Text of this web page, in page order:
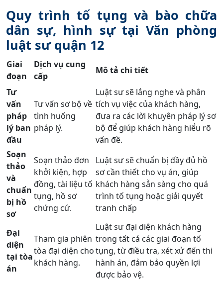
Quy trình tố tụng và bào chữa
dân sự, hình sự tại Văn phòng
luật sư quận 12
Giai
đoạn
Dịch vụ cung
cấp
Mô tả chi tiết
Tư
vấn
pháp
lý ban
đầu
Tư vấn sơ bộ về
tình huống
pháp lý.
Luật sư sẽ lắng nghe và phân
tích vụ việc của khách hàng,
đưa ra các lời khuyên pháp lý sơ
bộ để giúp khách hàng hiểu rõ
vấn đề.
Soạn
thảo
và
chuẩn
bị hồ
sơ
Soạn thảo đơn
khởi kiện, hợp
đồng, tài liệu tố
tụng, hồ sơ
chứng cứ.
Luật sư sẽ chuẩn bị đầy đủ hồ
sơ cần thiết cho vụ án, giúp
khách hàng sẵn sàng cho quá
trình tố tụng hoặc giải quyết
tranh chấp
Đại
diện
tại tòa
án
Tham gia phiên
tòa đại diện cho
khách hàng.
Luật sư đại diện khách hàng
trong tất cả các giai đoạn tố
tụng, từ điều tra, xét xử đến thi
hành án, đảm bảo quyền lợi
được bảo vệ.